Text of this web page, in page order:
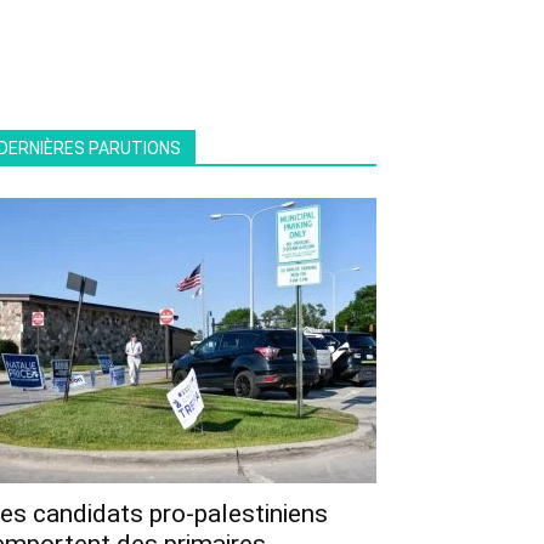
PARUTIONS
candidats pro-palestiniens